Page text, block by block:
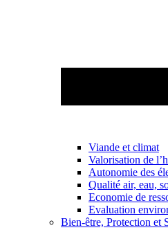
Viande et climat
Valorisation de
Autonomie des
Qualité air, eau,
Economie de
Evaluation
Bien-être, Protection et